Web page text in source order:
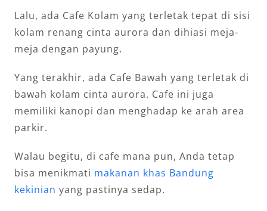
Lalu, ada Cafe Kolam yang terletak tepat di sisi
kolam renang cinta aurora dan dihiasi meja-
meja dengan payung.
Yang terakhir, ada Cafe Bawah yang terletak di
bawah kolam cinta aurora. Cafe ini juga
memiliki kanopi dan menghadap ke arah area
parkir.
Walau begitu, di cafe mana pun, Anda tetap
bisa menikmati makanan khas Bandung
kekinian yang pastinya sedap.